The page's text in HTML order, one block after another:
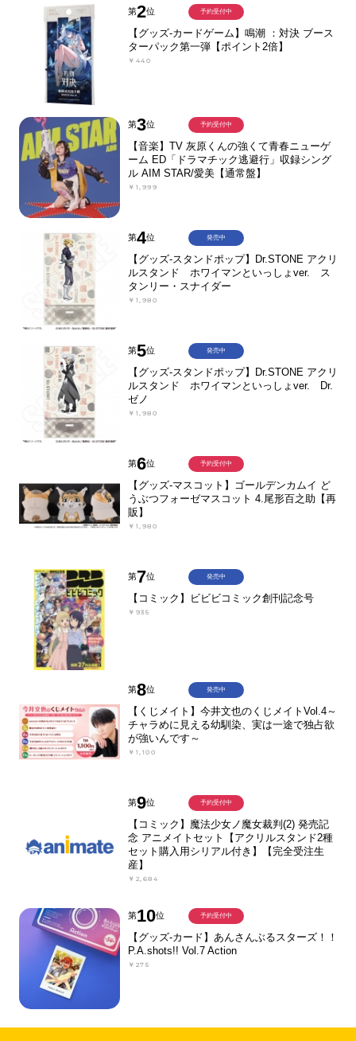
第2位
【グッズ-カードゲーム】鳴潮 ：対決 ブース
ターパック第一弾【ポイント2倍】
￥440
予約受付中
第3位
【音楽】TV 灰原くんの強くて青春ニューゲ
ーム ED「ドラマチック逃避行」収録シング
ル AIM STAR/愛美【通常盤】
￥1,999
予約受付中
第4位
【グッズ-スタンドポップ】Dr.STONE アクリ
ルスタンド ホワイマンといっしょver. ス
タンリー・スナイダー
￥1,980
発売中
第5位
【グッズ-スタンドポップ】Dr.STONE アクリ
ルスタンド ホワイマンといっしょver. Dr.
ゼノ
￥1,980
発売中
第6位
【グッズ-マスコット】ゴールデンカムイ ど
うぶつフォーゼマスコット 4.尾形百之助【再
販】
￥1,980
予約受付中
第7位
【コミック】ビビビコミック創刊記念号
￥935
発売中
第8位
【くじメイト】今井文也のくじメイトVol.4～
チャラめに見える幼馴染、実は一途で独占欲
が強いんです～
￥1,100
発売中
第9位
【コミック】魔法少女ノ魔女裁判(2) 発売記
念 アニメイトセット【アクリルスタンド2種
セット購入用シリアル付き】【完全受注生
産】
￥2,684
予約受付中
第10位
【グッズ-カード】あんさんぶるスターズ！！
P.A.shots!! Vol.7 Action
￥275
予約受付中